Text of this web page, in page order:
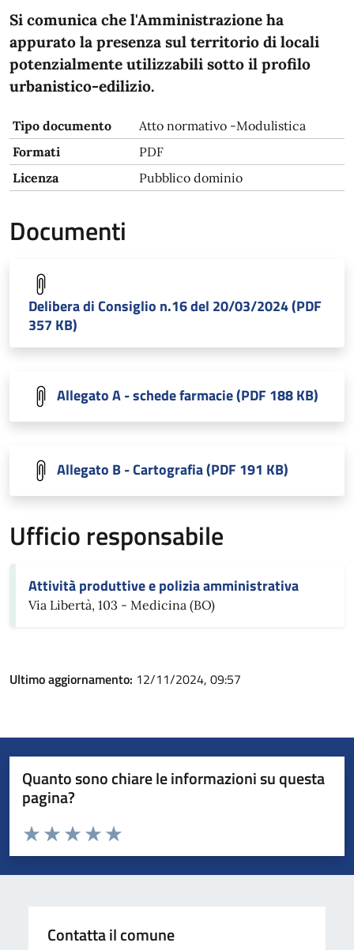
Si comunica che l'Amministrazione ha
appurato la presenza sul territorio di locali
potenzialmente utilizzabili sotto il profilo
urbanistico-edilizio.
Tipo documento
Atto normativo -Modulistica
Formati
PDF
Licenza
Pubblico dominio
Documenti
Delibera di Consiglio n.16 del 20/03/2024 (PDF
357 KB)
Allegato A - schede farmacie (PDF 188 KB)
Allegato B - Cartografia (PDF 191 KB)
Ufficio responsabile
Attività produttive e polizia amministrativa
Via Libertà, 103 - Medicina (BO)
Ultimo aggiornamento: 12/11/2024, 09:57
Quanto sono chiare le informazioni su questa
pagina?
Valuta da 1 a 5 stelle la pagina
Valuta 5 stelle su 5
Valuta 4 stelle su 5
Valuta 3 stelle su 5
Valuta 2 stelle su 5
Valuta 1 stelle su 5
Contatta il comune